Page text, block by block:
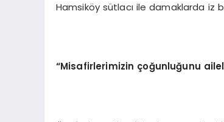
Hamsiköy sütlacı ile damaklarda iz
“Misafirlerimizin çoğunluğunu